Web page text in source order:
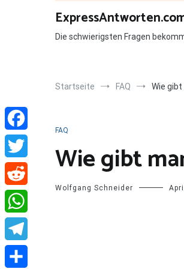
Die schwierigsten Fragen
Startseite FAQ Wie gibt
FAQ
Wie gibt
Wolfgang Schneider
Facebook
Twitter
Reddit
WhatsApp
Telegram